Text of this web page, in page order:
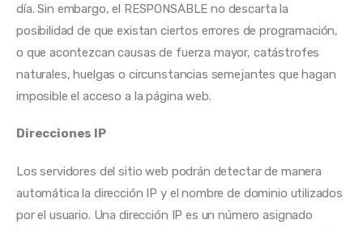
día. Sin embargo, el RESPONSABLE no descarta la
posibilidad de que existan ciertos errores de programación,
o que acontezcan causas de fuerza mayor, catástrofes
naturales, huelgas o circunstancias semejantes que hagan
imposible el acceso a la página web.
Direcciones IP
Los servidores del sitio web podrán detectar de manera
automática la dirección IP y el nombre de dominio utilizados
por el usuario. Una dirección IP es un número asignado